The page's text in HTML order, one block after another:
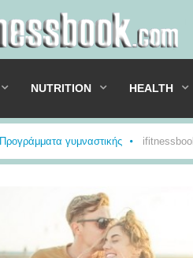
NUTRITION HEALTH
Προγράμματα γυμναστικής